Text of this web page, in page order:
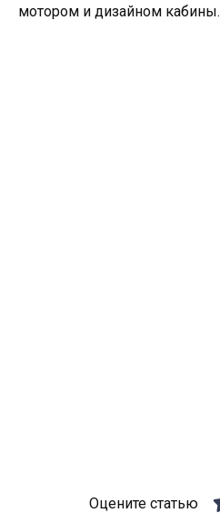
мотором и дизайном кабины.
Оцените статью